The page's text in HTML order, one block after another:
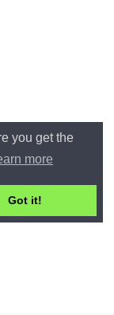
you get the
more
Got it!